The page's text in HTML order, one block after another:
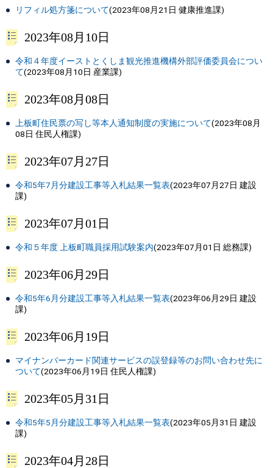
リフィル処方箋について(2023年08月21日 健康推進課)
2023年08月10日
令和４年度イーストとくしま観光推進機構外部評価委員会につい
て(2023年08月10日 産業課)
2023年08月08日
上板町住民票の写し等本人通知制度の実施について(2023年08月
08日 住民人権課)
2023年07月27日
令和5年7月分建設工事等入札結果一覧表(2023年07月27日 建設
課)
2023年07月01日
令和５年度 上板町職員採用試験案内(2023年07月01日 総務課)
2023年06月29日
令和5年6月分建設工事等入札結果一覧表(2023年06月29日 建設
課)
2023年06月19日
マイナンバーカード関連サービスの誤登録等のお問い合わせ先に
ついて(2023年06月19日 住民人権課)
2023年05月31日
令和5年5月分建設工事等入札結果一覧表(2023年05月31日 建設
課)
2023年04月28日